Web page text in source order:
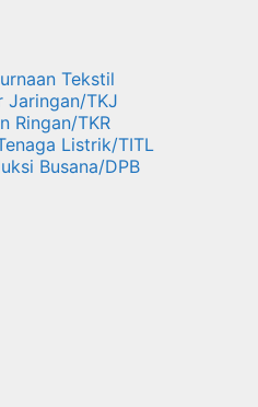
Tekstil
Jaringan/TKJ
Ringan/TKR
Listrik/TITL
Busana/DPB